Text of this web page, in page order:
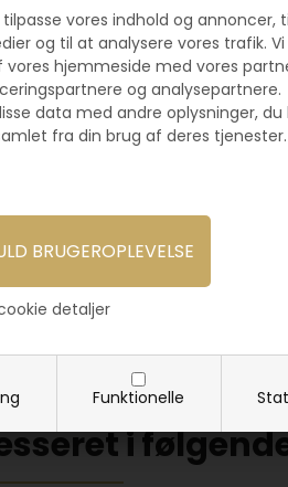
vores indhold og annoncer,
og til at analysere vores trafik.
hjemmeside med vores
og analysepartnere.
data med andre oplysninger, du
fra din brug af deres tjenester.
Funktionelle
detaljer
PÅ STATUETTER
af statuetten monteres det
og events, samt tal og
MED EGET LOGO
kan monteres som alternativ til
folie. Se priser og eksempler
i et af følgende formater JPG,
i